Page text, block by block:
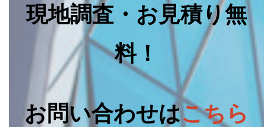
現地調査・お見積り無
料！
お問い合わせはこちら